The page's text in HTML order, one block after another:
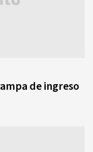
de ingreso